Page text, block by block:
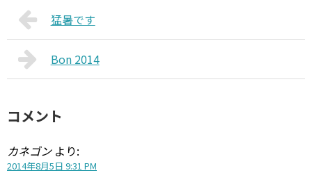
猛暑です
Bon 2014
コメント
カネゴン より:
2014年8月5日 9:31 PM